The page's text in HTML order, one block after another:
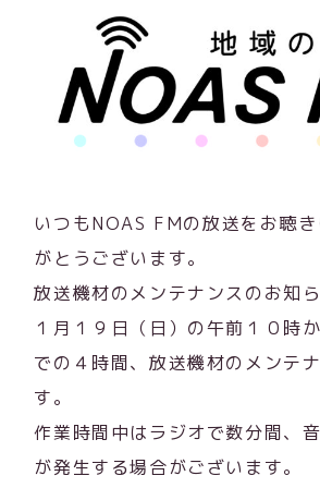
いつもNOAS FMの放送をお聴
がとうございます。
放送機材のメンテナンスのお知ら
１月１９日（日）の午前１０時
での４時間、放送機材のメンテ
す。
作業時間中はラジオで数分間、
が発生する場合がございます。